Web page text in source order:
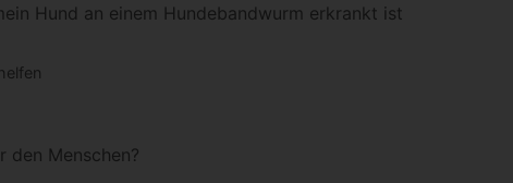
Hund an einem Hundebandwurm erkrankt ist
den Menschen?